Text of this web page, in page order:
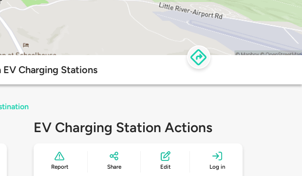
Charging Stations
EV Charging Station Actions
Report Share Edit Log in